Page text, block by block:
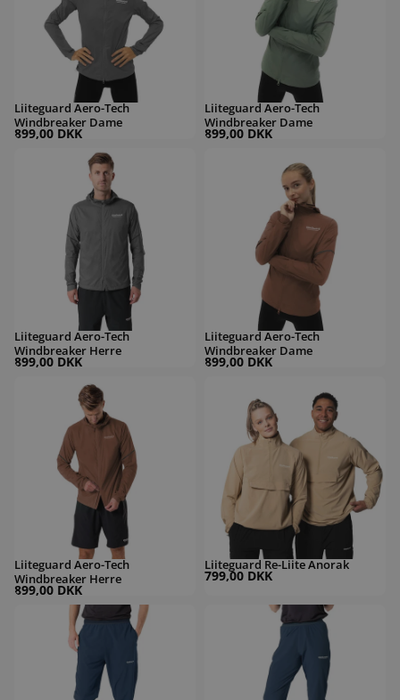
Liiteguard Aero-Tech
Windbreaker Dame
899,00 DKK
Liiteguard Aero-Tech
Windbreaker Dame
899,00 DKK
Liiteguard Aero-Tech Windbreaker Herre
Liiteguard Aero-Tech
Windbreaker Herre
899,00 DKK
Liiteguard Aero-Tech
Windbreaker Dame
899,00 DKK
Liiteguard Aero-Tech Windbreaker Herre
Liiteguard Aero-Tech
Windbreaker Herre
899,00 DKK
Liiteguard Re-Liite Anorak
799,00 DKK
Liiteguard Re-Liite Long Pants Herre Liiteguard Re-Liite Long Pants Dame